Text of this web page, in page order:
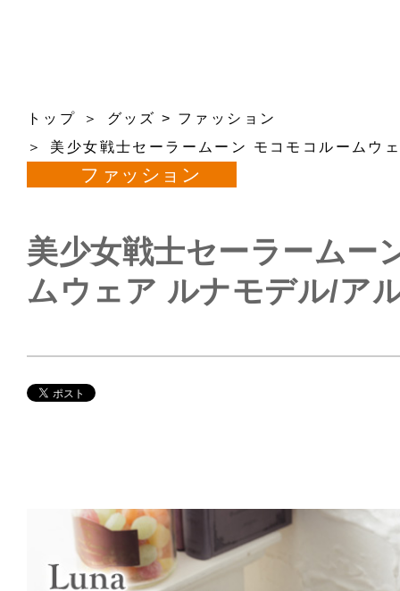
トップ グッズ > ファッション
美少女戦士セーラームーン モコモコルームウ
ファッション
美少女戦士セーラームー
ムウェア ルナモデル/ア